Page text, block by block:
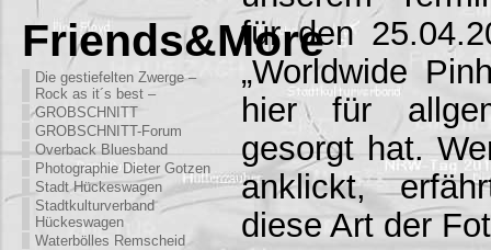
Friends&More
Die gestiefelten Zwerge –
Rock as it´s best –
GROBSCHNITT
GROBSCHNITT-Forum
Overback Bluesband
Photographie Dieter Gotzen
Stadt Hückeswagen
Stadtkulturverband
Hückeswagen
Waterbölles Remscheid
für den
„Worldwide
hier für
gesorgt hat.
anklickt,
diese Art der